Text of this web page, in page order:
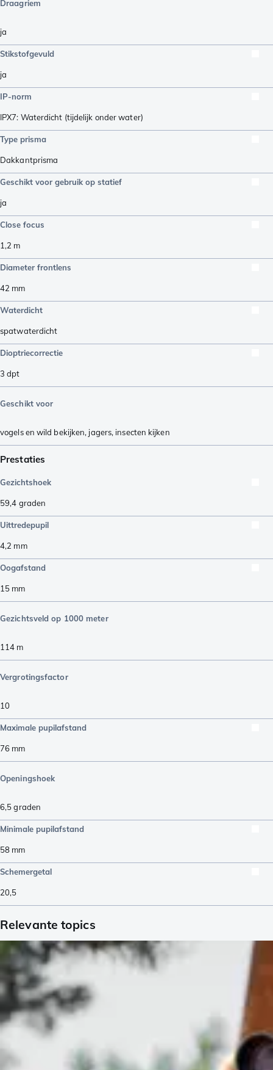
Draagriem
ja
Stikstofgevuld
ja
IP-norm
IPX7: Waterdicht (tijdelijk onder water)
Type prisma
Dakkantprisma
Geschikt voor gebruik op statief
ja
Close focus
1,2 m
Diameter frontlens
42 mm
Waterdicht
spatwaterdicht
Dioptriecorrectie
3 dpt
Geschikt voor
vogels en wild bekijken, jagers, insecten kijken
Prestaties
Gezichtshoek
59,4 graden
Uittredepupil
4,2 mm
Oogafstand
15 mm
Gezichtsveld op 1000 meter
114 m
Vergrotingsfactor
10
Maximale pupilafstand
76 mm
Openingshoek
6,5graden
Minimale pupilafstand
58 mm
Schemergetal
20,5
Relevante topics